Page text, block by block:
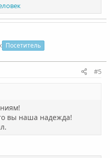
Посетитель
#5
вы наша надежда!